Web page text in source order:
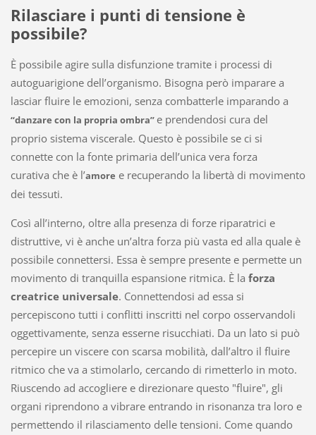
Rilasciare i punti di tensione è
possibile?
È possibile agire sulla disfunzione tramite i processi di
autoguarigione dell’organismo. Bisogna però imparare a
lasciar fluire le emozioni, senza combatterle imparando a
“danzare con la propria ombra” e prendendosi cura del
proprio sistema viscerale. Questo è possibile se ci si
connette con la fonte primaria dell’unica vera forza
curativa che è l’amore e recuperando la libertà di movimento
dei tessuti.
Così all’interno, oltre alla presenza di forze riparatrici e
distruttive, vi è anche un’altra forza più vasta ed alla quale è
possibile connettersi. Essa è sempre presente e permette un
movimento di tranquilla espansione ritmica. È la forza
creatrice universale. Connettendosi ad essa si
percepiscono tutti i conflitti inscritti nel corpo osservandoli
oggettivamente, senza esserne risucchiati. Da un lato si può
percepire un viscere con scarsa mobilità, dall’altro il fluire
ritmico che va a stimolarlo, cercando di rimetterlo in moto.
Riuscendo ad accogliere e direzionare questo "fluire", gli
organi riprendono a vibrare entrando in risonanza tra loro e
permettendo il rilasciamento delle tensioni. Come quando